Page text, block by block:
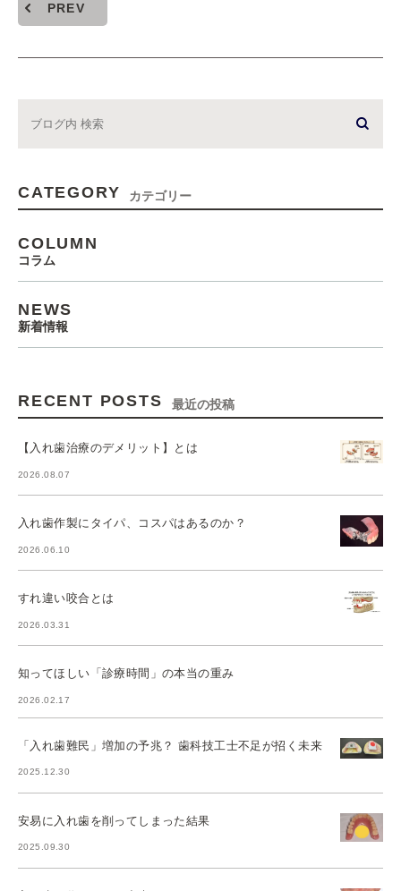
PREV
CATEGORY カテゴリー
COLUMN
コラム
NEWS
新着情報
RECENT POSTS 最近の投稿
【入れ歯治療のデメリット】とは
2026.08.07
入れ歯作製にタイパ、コスパはあるのか？
2026.06.10
すれ違い咬合とは
2026.03.31
知ってほしい「診療時間」の本当の重み
2026.02.17
「入れ歯難民」増加の予兆？ 歯科技工士不足が招く未来
2025.12.30
安易に入れ歯を削ってしまった結果
2025.09.30